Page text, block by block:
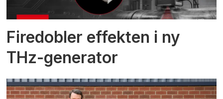
Firedobler effekten i ny
THz-generator